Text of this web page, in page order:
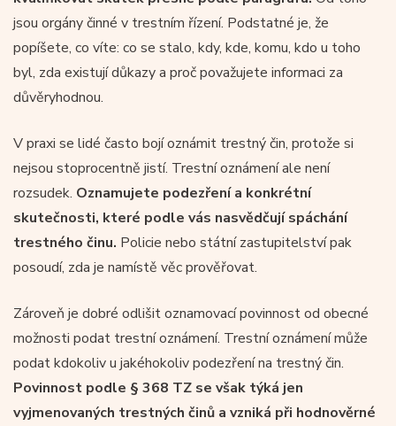
jsou orgány činné v trestním řízení. Podstatné je, že
popíšete, co víte: co se stalo, kdy, kde, komu, kdo u toho
byl, zda existují důkazy a proč považujete informaci za
důvěryhodnou.
V praxi se lidé často bojí oznámit trestný čin, protože si
nejsou stoprocentně jistí. Trestní oznámení ale není
rozsudek. Oznamujete podezření a konkrétní
skutečnosti, které podle vás nasvědčují spáchání
trestného činu. Policie nebo státní zastupitelství pak
posoudí, zda je namístě věc prověřovat.
Zároveň je dobré odlišit oznamovací povinnost od obecné
možnosti podat trestní oznámení. Trestní oznámení může
podat kdokoliv u jakéhokoliv podezření na trestný čin.
Povinnost podle § 368 TZ se však týká jen
vyjmenovaných trestných činů a vzniká při hodnověrné